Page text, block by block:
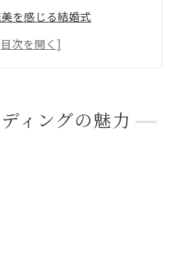
を感じる結婚式
特別感と式の華やかさ
違いについて
タイル
ィングの魅力